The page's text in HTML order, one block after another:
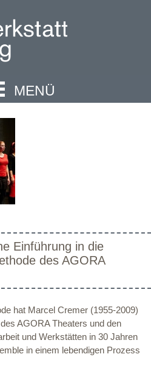
MENÜ
Einführung in die
des AGORA
hat Marcel Cremer (1955-2009)
AGORA Theaters und den
und Werkstätten in 30 Jahren
in einem lebendigen Prozess